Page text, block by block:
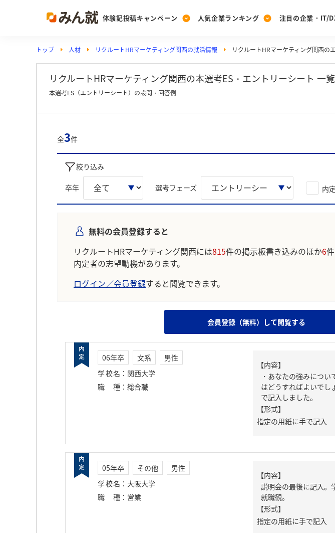
体験記投稿キャンペーン
Post
投稿する
[27卒] 本選考体験
人気企業ランキング
Ranking
ランキングを見る
みんなのDX企業就
Vote
注目の企業・IT/
PickUp
注目の企業特集
トップ 人材 リクルートHRマーケティング関西の就活情報 リクルートHRマーケティング関西の
リクルートHRマーケティング関西の本選考ES・エントリーシート 一覧
本選考ES（エントリーシート）の設問・回答例
全3件
絞り込み
卒年 選考フェーズ 内
無料の会員登録すると
リクルートHRマーケティング関西には815件の掲示板書き込みのほか6
内定者の志望動機があります。
ログイン／会員登録すると閲覧できます。
会員登録（無料）して閲覧する
06年卒 文系
男性
学校名 ： 関西大学
職種 ： 総合職
【内容】
・あなたの強みにつ
はどうすればよいでし
で記入しました。
【形式】
指定の用紙に手で記入
05年卒 その他
男性
学校名 ： 大阪大学
職種 ： 営業
【内容】
説明会の最後に記入。
就職観。
【形式】
指定の用紙に手で記入